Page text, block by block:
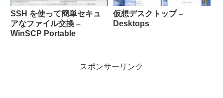
SSH を使って簡単セキュ
アなファイル交換 –
WinSCP Portable
仮想デスクトップ –
Desktops
スポンサーリンク